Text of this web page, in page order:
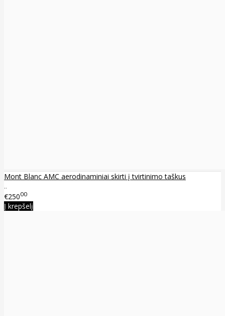
Mont Blanc AMC aerodinaminiai skirti į tvirtinimo taškus
..
€25000
Į krepšelį